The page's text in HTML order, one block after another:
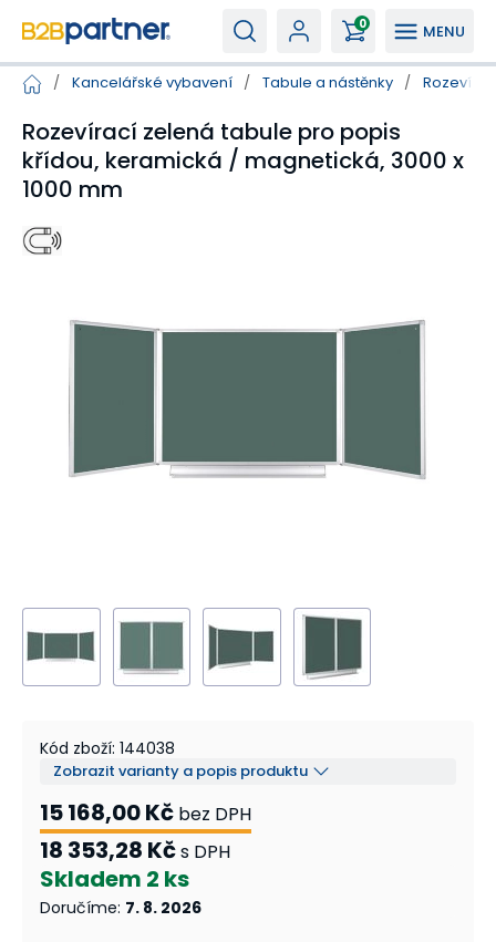
MENU
0
/ Kancelářské vybavení / Tabule a nástěnky /
Rozevírací zelená tabule pro popis
křídou, keramická / magnetická, 3000 x
1000 mm
Kód zboží: 144038
Zobrazit varianty a popis produktu
15 168,00 Kč bez DPH
18 353,28 Kčs DPH
Skladem 2 ks
Doručíme: 7. 8. 2026